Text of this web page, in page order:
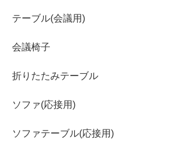
テーブル(会議用)
会議椅子
折りたたみテーブル
ソファ(応接用)
ソファテーブル(応接用)